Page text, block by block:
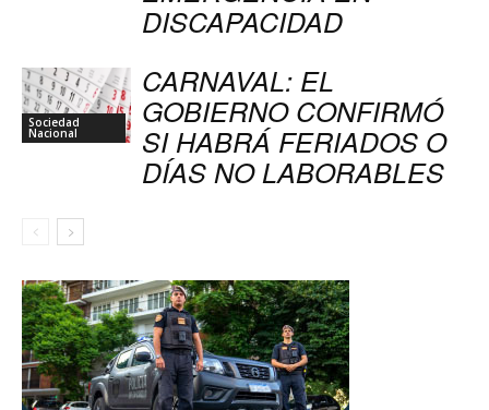
DISCAPACIDAD
Sociedad
Nacional
CARNAVAL: EL
GOBIERNO CONFIRMÓ
SI HABRÁ FERIADOS O
DÍAS NO LABORABLES